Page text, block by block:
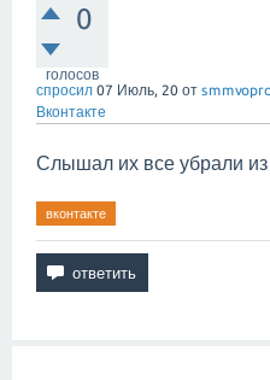
0
голосов
спросил 07 Июль, 20 от
Вконтакте
Слышал их все убрали из
вконтакте